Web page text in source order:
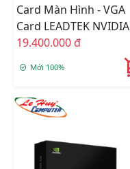
Card Màn Hình - VGA
Card LEADTEK NVIDIA
Quadro RTX 2000 Ada
GDDR6
19.400.000 đ
Mới 100%